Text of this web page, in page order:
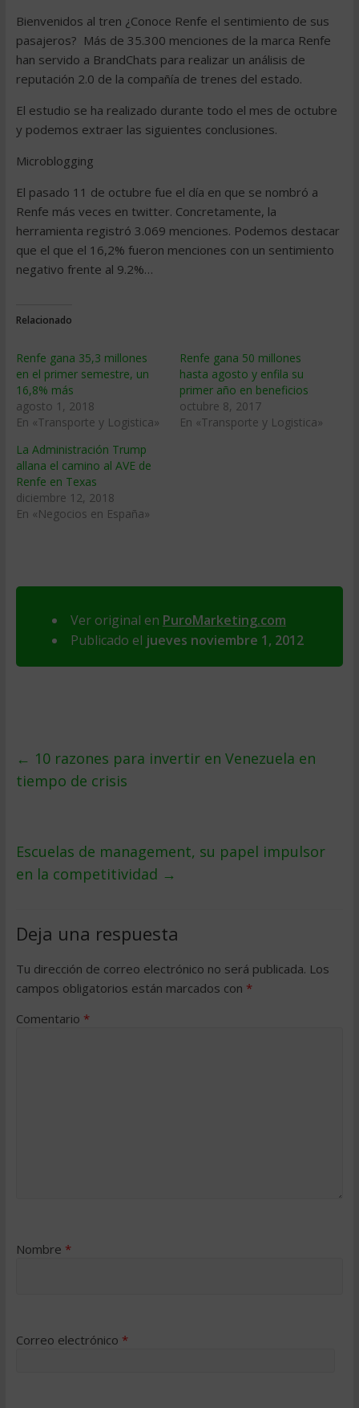
Bienvenidos al tren ¿Conoce Renfe el sentimiento de sus
pasajeros? Más de 35.300 menciones de la marca Renfe
han servido a BrandChats para realizar un análisis de
reputación 2.0 de la compañía de trenes del estado.
El estudio se ha realizado durante todo el mes de octubre
y podemos extraer las siguientes conclusiones.
Microblogging
El pasado 11 de octubre fue el día en que se nombró a
Renfe más veces en twitter. Concretamente, la
herramienta registró 3.069 menciones. Podemos destacar
que el que el 16,2% fueron menciones con un sentimiento
negativo frente al 9.2%…
Relacionado
Renfe gana 35,3 millones
en el primer semestre, un
16,8% más
agosto 1, 2018
En «Transporte y Logistica»
Renfe gana 50 millones
hasta agosto y enfila su
primer año en beneficios
octubre 8, 2017
En «Transporte y Logistica»
La Administración Trump
allana el camino al AVE de
Renfe en Texas
diciembre 12, 2018
En «Negocios en España»
Ver original en PuroMarketing.com
Publicado el jueves noviembre 1, 2012
← 10 razones para invertir en Venezuela en
tiempo de crisis
Escuelas de management, su papel impulsor
en la competitividad →
Deja una respuesta
Tu dirección de correo electrónico no será publicada. Los
campos obligatorios están marcados con *
Comentario *
Nombre *
Correo electrónico *